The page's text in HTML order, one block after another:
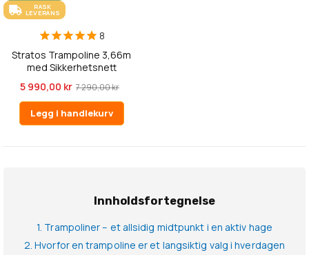
RASK
LEVERANS
8
Stratos Trampoline 3,66m
med Sikkerhetsnett
5 990,00 kr 7 290,00 kr
Legg i handlekurv
Innholdsfortegnelse
1. Trampoliner – et allsidig midtpunkt i en aktiv hage
2. Hvorfor en trampoline er et langsiktig valg i hverdagen